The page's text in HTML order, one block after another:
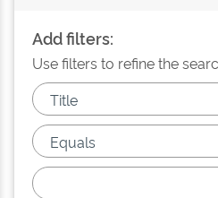
Add filters:
Use filters to refine the